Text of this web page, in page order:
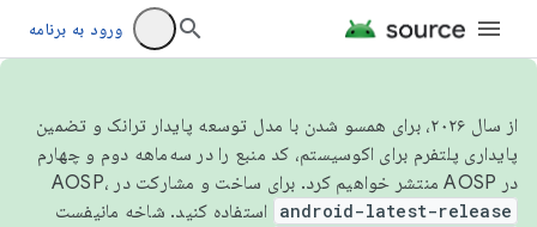
ورود به برنامه
از سال ۲۰۲۶، برای همسو شدن با مدل توسعه پایدار ترانک و تضمین
پایداری پلتفرم برای اکوسیستم، کد منبع را در سه‌ماهه دوم و چهارم
در AOSP منتشر خواهیم کرد. برای ساخت و مشارکت در AOSP،
android-latest-release استفاده کنید. شاخه مانیفست